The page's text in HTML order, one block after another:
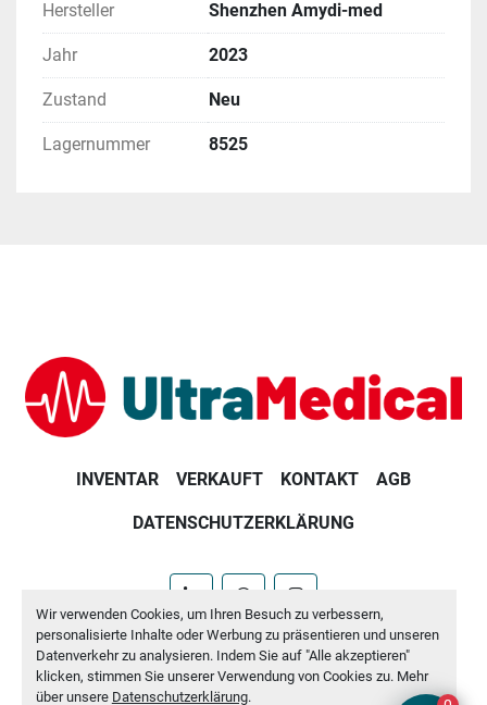
Wir verwenden Cookies, um Ihren Besuch zu verbessern,
personalisierte Inhalte oder Werbung zu präsentieren und unseren
Datenverkehr zu analysieren. Indem Sie auf "Alle akzeptieren"
klicken, stimmen Sie unserer Verwendung von Cookies zu. Mehr
über unsere Datenschutzerklärung.
Hersteller Shenzhen Amydi-med
Jahr 2023
Zustand Neu
Lagernummer 8525
INVENTAR VERKAUFT KONTAKT AGB
DATENSCHUTZERKLÄRUNG
linkedinwhatsappinstagram
Machinio System-Website vonMachinio
Cookie-Einstellungen